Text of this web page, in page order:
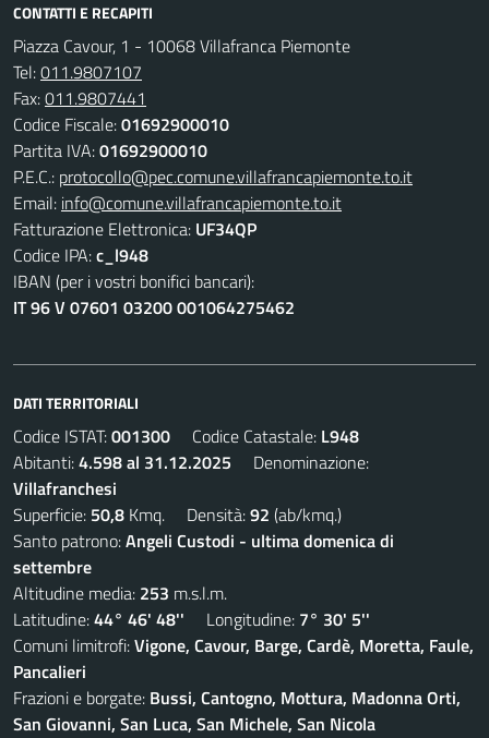
CONTATTI E RECAPITI
Piazza Cavour, 1 - 10068 Villafranca Piemonte
Tel:011.9807107
Fax:011.9807441
Codice Fiscale:01692900010
Partita IVA:01692900010
P.E.C.: protocollo@pec.comune.villafrancapiemonte.to.it
Email: info@comune.villafrancapiemonte.to.it
Fatturazione Elettronica: UF34QP
Codice IPA:c_l948
IBAN (per i vostri bonifici bancari):
IT 96 V 07601 03200 001064275462
DATI TERRITORIALI
Codice ISTAT:001300 Codice Catastale: L948
Abitanti:4.598 al 31.12.2025 Denominazione:
Villafranchesi
Superficie: 50,8 Kmq. Densità:92 (ab/kmq.)
Santo patrono:Angeli Custodi - ultima domenica di
settembre
Altitudine media: 253 m.s.l.m.
Latitudine:44° 46' 48'' Longitudine: 7° 30' 5''
Comuni limitrofi:Vigone, Cavour, Barge, Cardè, Moretta, Faule,
Pancalieri
Frazioni e borgate: Bussi, Cantogno, Mottura, Madonna Orti,
San Giovanni, San Luca, San Michele, San Nicola